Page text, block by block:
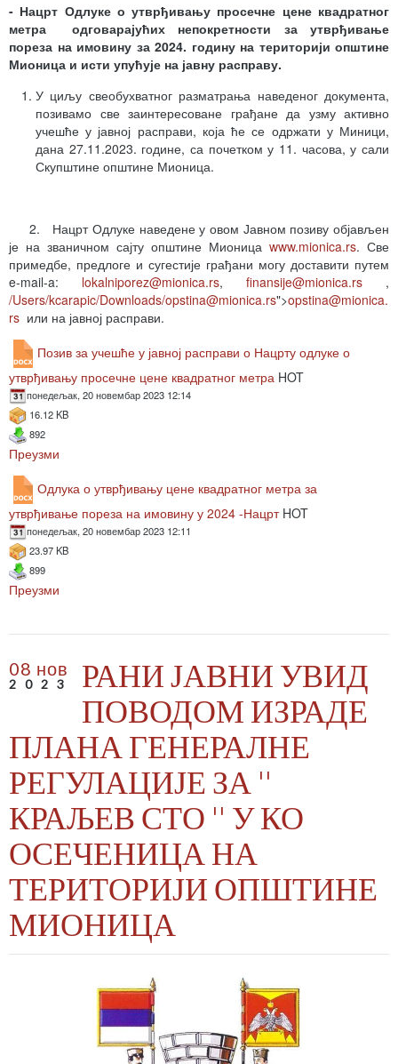
- Нацрт Одлуке о утврђивању просечне цене квадратног
метра одговарајућих непокретности за утврђивање
пореза на имовину за 2024. годину на територији општине
Мионица и исти упућује на јавну расправу.
У циљу свеобухватног разматрања наведеног документа,
позивамо све заинтересоване грађане да узму активно
учешће у јавној расправи, која ће се одржати у Миници,
дана 27.11.2023. године, са почетком у 11. часова, у сали
Скупштине општине Мионица.
2. Нацрт Одлуке наведене у овом Јавном позиву објављен
је на званичном сајту општине Мионица www.mionica.rs. Све
примедбе, предлоге и сугестије грађани могу доставити путем
e-mail-a: lokalniporez@mionica.rs, finansije@mionica.rs ,
/Users/kcarapic/Downloads/opstina@mionica.rs">opstina@mionica.
rs или на јавној расправи.
Позив за учешће у јавној расправи о Нацрту одлуке о
утврђивању просечне цене квадратног метра HOT
понедељак, 20 новембар 2023 12:14
16.12 KB
892
Преузми
Одлука о утврђивању цене квадратног метра за
утврђивање пореза на имовину у 2024 -Нацрт HOT
понедељак, 20 новембар 2023 12:11
23.97 KB
899
Преузми
08 нов
2023
РАНИ ЈАВНИ УВИД
ПОВОДОМ ИЗРАДЕ
ПЛАНА ГЕНЕРАЛНЕ
РЕГУЛАЦИЈЕ ЗА ''
КРАЉЕВ СТО '' У КО
ОСЕЧЕНИЦА НА
ТЕРИТОРИЈИ ОПШТИНЕ
МИОНИЦА